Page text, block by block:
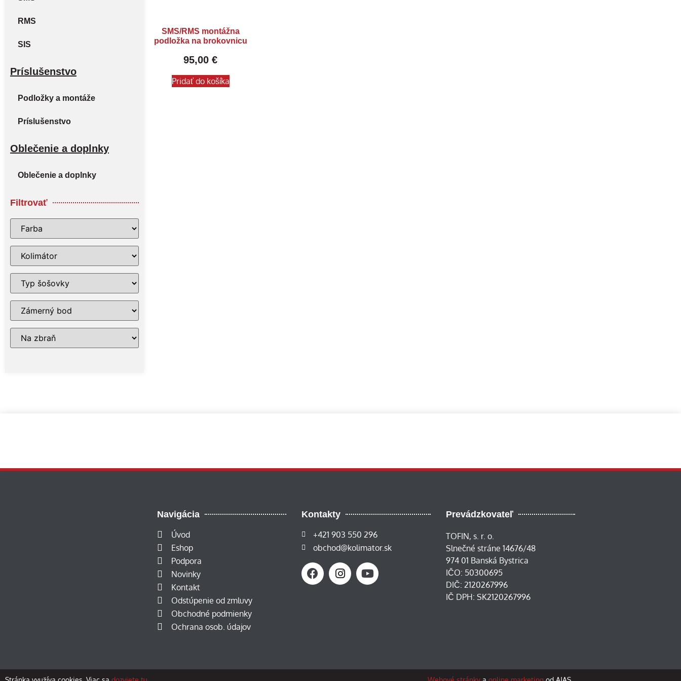
RMS
SIS
Príslušenstvo
Podložky a montáže
Príslušenstvo
Oblečenie a doplnky
Oblečenie a doplnky
Filtrovať
SMS/RMS montážna
podložka na brokovnicu
95,00€
Pridať do košíka
Navigácia
Úvod
Eshop
Podpora
Novinky
Kontakt
Odstúpenie od zmluvy
Obchodné podmienky
Ochrana osob. údajov
Kontakty
+421 903 550 296
obchod@kolimator.sk
Prevádzkovateľ
TOFIN, s. r. o.
Slnečné stráne 14676/48
974 01 Banská Bystrica
IČO: 50300695
DIČ: 2120267996
IČ DPH: SK2120267996